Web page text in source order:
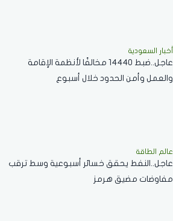
أخبار السعودية
عاجل..ضبط 14440 مخالفًا لأنظمة الإقامة
والعمل وأمن الحدود خلال أسبوع
عالم الطاقة
عاجل..النفط يحقق خسائر أسبوعية وسط ترقب
مفاوضات مضيق هرمز